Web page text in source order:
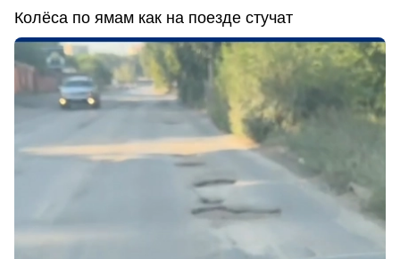
Колёса по ямам как на поезде стучат